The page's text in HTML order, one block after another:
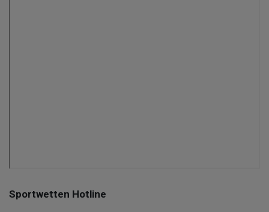
Sportwetten Hotline